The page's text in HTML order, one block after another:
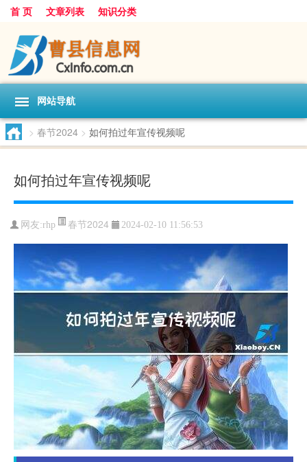
首 页 文章列表 知识分类
网站导航
> 春节2024 > 如何拍过年宣传视频呢
如何拍过年宣传视频呢
网友:rhp 春节2024 2024-02-10 11:56:53